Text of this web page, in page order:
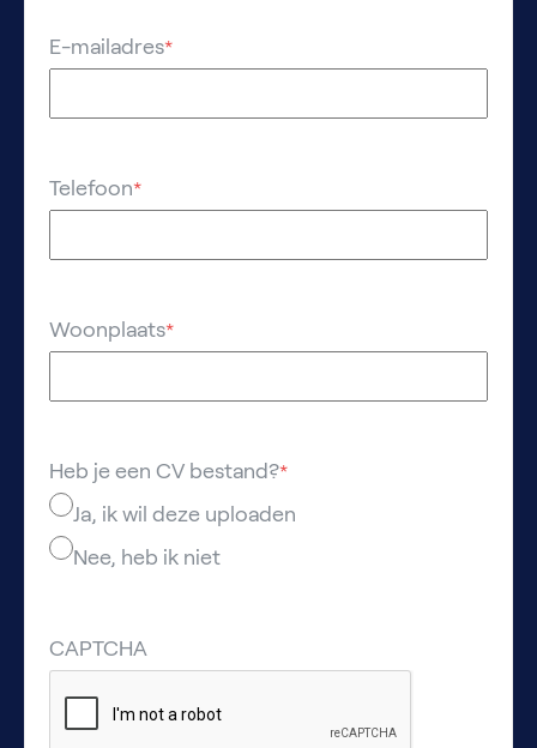
E-mailadres*
Telefoon*
Woonplaats*
Heb je een CV bestand?*
Ja, ik wil deze uploaden
Nee, heb ik niet
CAPTCHA